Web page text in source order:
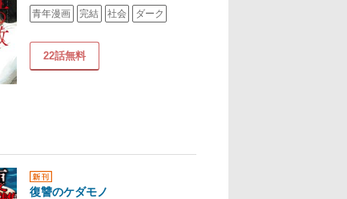
青年漫画 完結 社会 ダーク
22話無料
復讐のケダモノ